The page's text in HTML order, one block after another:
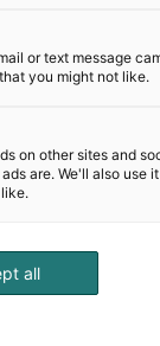
lapsille ja
eskareihin
or text message
you might not like.
on other sites and
are. We'll also use
all